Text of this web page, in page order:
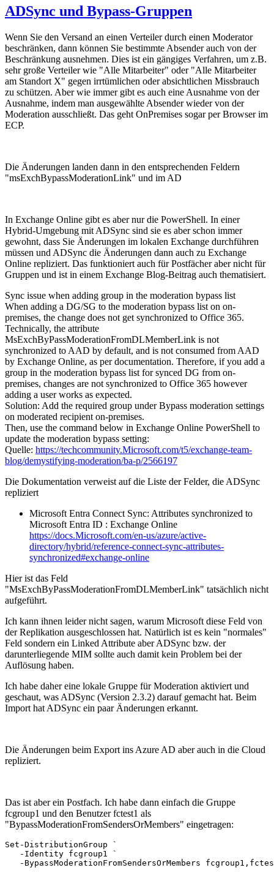
ADSync und Bypass-Gruppen
Wenn Sie den Versand an einen Verteiler durch einen Moderator
beschränken, dann können Sie bestimmte Absender auch von der
Beschränkung ausnehmen. Dies ist ein gängiges Verfahren, um z.B.
sehr große Verteiler wie "Alle Mitarbeiter" oder "Alle Mitarbeiter
am Standort X" gegen irrtümlichen oder absichtlichen Missbrauch
zu schützen. Aber wie immer gibt es auch eine Ausnahme von der
Ausnahme, indem man ausgewählte Absender wieder von der
Moderation ausschließt. Das geht OnPremises sogar per Browser im
ECP.
Die Änderungen landen dann in den entsprechenden Feldern
"msExchBypassModerationLink" und im AD
In Exchange Online gibt es aber nur die PowerShell. In einer
Hybrid-Umgebung mit ADSync sind sie es aber schon immer
gewohnt, dass Sie Änderungen im lokalen Exchange durchführen
müssen und ADSync die Änderungen dann auch zu Exchange
Online repliziert. Das funktioniert auch für Postfächer aber nicht für
Gruppen und ist in einem Exchange Blog-Beitrag auch thematisiert.
Sync issue when adding group in the moderation bypass list
When adding a DG/SG to the moderation bypass list on on-
premises, the change does not get synchronized to Office 365.
Technically, the attribute
MsExchByPassModerationFromDLMemberLink is not
synchronized to AAD by default, and is not consumed from AAD
by Exchange Online, as per documentation. Therefore, if you add a
group in the moderation bypass list for synced DG from on-
premises, changes are not synchronized to Office 365 however
adding a user works as expected.
Solution: Add the required group under Bypass moderation settings
on moderated recipient on-premises.
Then, use the command below in Exchange Online PowerShell to
update the moderation bypass setting:
Quelle: https://techcommunity.Microsoft.com/t5/exchange-team-
blog/demystifying-moderation/ba-p/2566197
Die Dokumentation verweist auf die Liste der Felder, die ADSync
repliziert
Microsoft Entra Connect Sync: Attributes synchronized to
Microsoft Entra ID : Exchange Online
https://docs.Microsoft.com/en-us/azure/active-
directory/hybrid/reference-connect-sync-attributes-
synchronized#exchange-online
Hier ist das Feld
"MsExchByPassModerationFromDLMemberLink" tatsächlich nicht
aufgeführt.
Ich kann ihnen leider nicht sagen, warum Microsoft diese Feld von
der Replikation ausgeschlossen hat. Natürlich ist es kein "normales"
Feld sondern ein Linked Attribute aber ADSync bzw. der
darunterliegende MIM sollte auch damit kein Problem bei der
Auflösung haben.
Ich habe daher eine lokale Gruppe für Moderation aktiviert und
geschaut, was ADSync (Version 2.3.2) darauf gemacht hat. Beim
Import hat ADSync ein paar Änderungen erkannt.
Die Änderungen beim Export ins Azure AD aber auch in die Cloud
repliziert.
Das ist aber ein Postfach. Ich habe dann einfach die Gruppe
fcgroup1 und den Benutzer fctest1 als
"BypassModerationFromSendersOrMembers" eingetragen:
Set-DistributionGroup `
   -Identity fcgroup1 `
-BypassModerationFromSendersOrMembers